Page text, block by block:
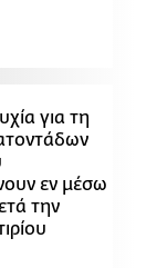
για τη
εν μέσω
την